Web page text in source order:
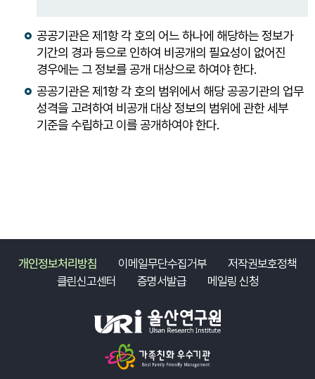
공공기관은 제1항 각 호의 어느 하나에 해당하는 정보가
기간의 경과 등으로 인하여 비공개의 필요성이 없어진
경우에는 그 정보를 공개 대상으로 하여야 한다.
공공기관은 제1항 각 호의 범위에서 해당 공공기관의 업무
성격을 고려하여 비공개 대상 정보의 범위에 관한 세부
기준을 수립하고 이를 공개하여야 한다.
개인정보처리방침 이메일무단수집거부
저작권보호정책
클린신고센터
증명서발급 메일링 신청